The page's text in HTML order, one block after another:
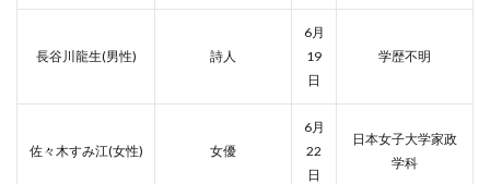
長谷川龍生(男性) 詩人
6月
19
日
学歴不明
佐々木すみ江(女性) 女優
6月
22
日
日本女子大学家政
学科